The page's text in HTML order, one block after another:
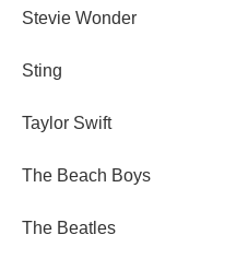
Stevie Wonder
Sting
Taylor Swift
The Beach Boys
The Beatles